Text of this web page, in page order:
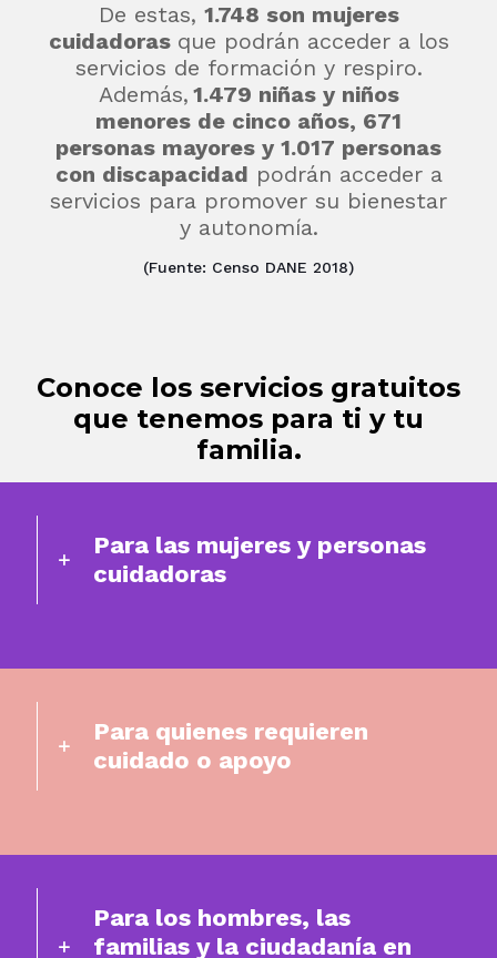
De estas, 1.748 son mujeres
cuidadoras que podrán acceder a los
servicios de formación y respiro.
Además, 1.479 niñas y niños
menores de cinco años, 671
personas mayores y 1.017 personas
con discapacidad podrán acceder a
servicios para promover su bienestar
y autonomía.
(Fuente: Censo DANE 2018)
Conoce los servicios gratuitos
que tenemos para ti y tu
familia.
Para las mujeres y personas
cuidadoras
Para quienes requieren
cuidado o apoyo
Para los hombres, las
familias y la ciudadanía en